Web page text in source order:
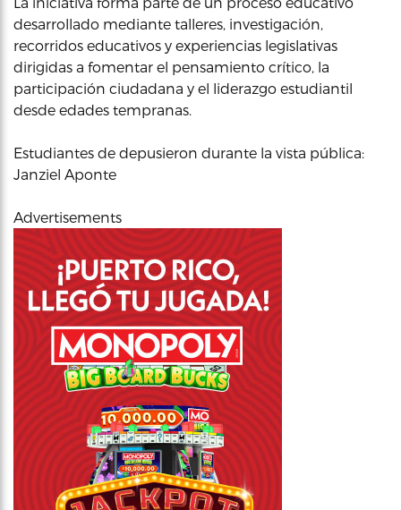
desarrollado mediante talleres, investigación,
recorridos educativos y experiencias legislativas
dirigidas a fomentar el pensamiento crítico, la
participación ciudadana y el liderazgo estudiantil
desde edades tempranas.
Estudiantes de depusieron durante la vista pública:
Janziel Aponte
Advertisements